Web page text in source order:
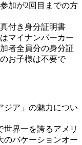
加が2回目までの方
付き身分証明書
マイナンバーカー
者全員分の身分証
お子様は不要で
ジア」の魅力につい
世界一を誇るアメリ
のバケーションオー